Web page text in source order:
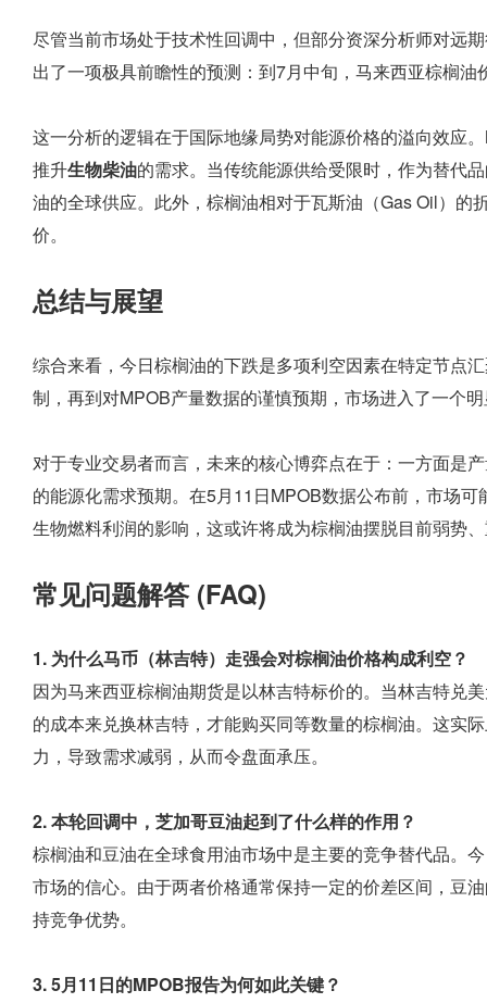
尽管当前市场处于技术性回调中，但部分资深分析师对远
出了一项极具前瞻性的预测：到7月中旬，马来西亚棕榈
这一分析的逻辑在于国际地缘局势对能源价格的溢向效应
推升生物柴油的需求。当传统能源供给受限时，作为替代
油的全球供应。此外，棕榈油相对于瓦斯油（Gas Oil）
价。
总结与展望
综合来看，今日棕榈油的下跌是多项利空因素在特定节点
制，再到对MPOB产量数据的谨慎预期，市场进入了一个明
对于专业交易者而言，未来的核心博弈点在于：一方面是
的能源化需求预期。在5月11日MPOB数据公布前，市场
生物燃料利润的影响，这或许将成为棕榈油摆脱目前弱势
常见问题解答 (FAQ)
1. 为什么马币（林吉特）走强会对棕榈油价格构成利空？
因为马来西亚棕榈油期货是以林吉特标价的。当林吉特兑
的成本来兑换林吉特，才能购买同等数量的棕榈油。这实
力，导致需求减弱，从而令盘面承压。
2. 本轮回调中，芝加哥豆油起到了什么样的作用？
棕榈油和豆油在全球食用油市场中是主要的竞争替代品。
市场的信心。由于两者价格通常保持一定的价差区间，豆
持竞争优势。
3. 5月11日的MPOB报告为何如此关键？